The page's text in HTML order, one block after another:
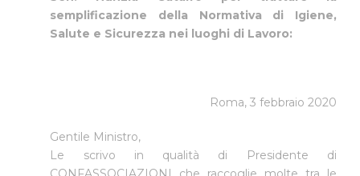
semplificazione della Normativa di Igiene,
Salute e Sicurezza nei luoghi di Lavoro:
Roma, 3 febbraio 2020
Gentile Ministro,
Le scrivo in qualità di Presidente di